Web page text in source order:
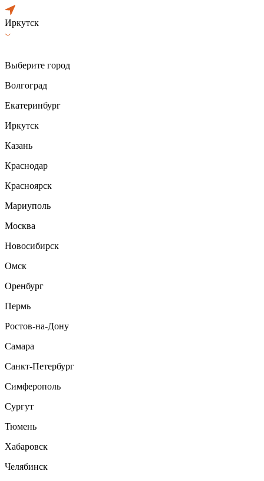
Иркутск
Выберите город
Волгоград
Екатеринбург
Иркутск
Казань
Краснодар
Красноярск
Мариуполь
Москва
Новосибирск
Омск
Оренбург
Пермь
Ростов-на-Дону
Самара
Санкт-Петербург
Симферополь
Сургут
Тюмень
Хабаровск
Челябинск